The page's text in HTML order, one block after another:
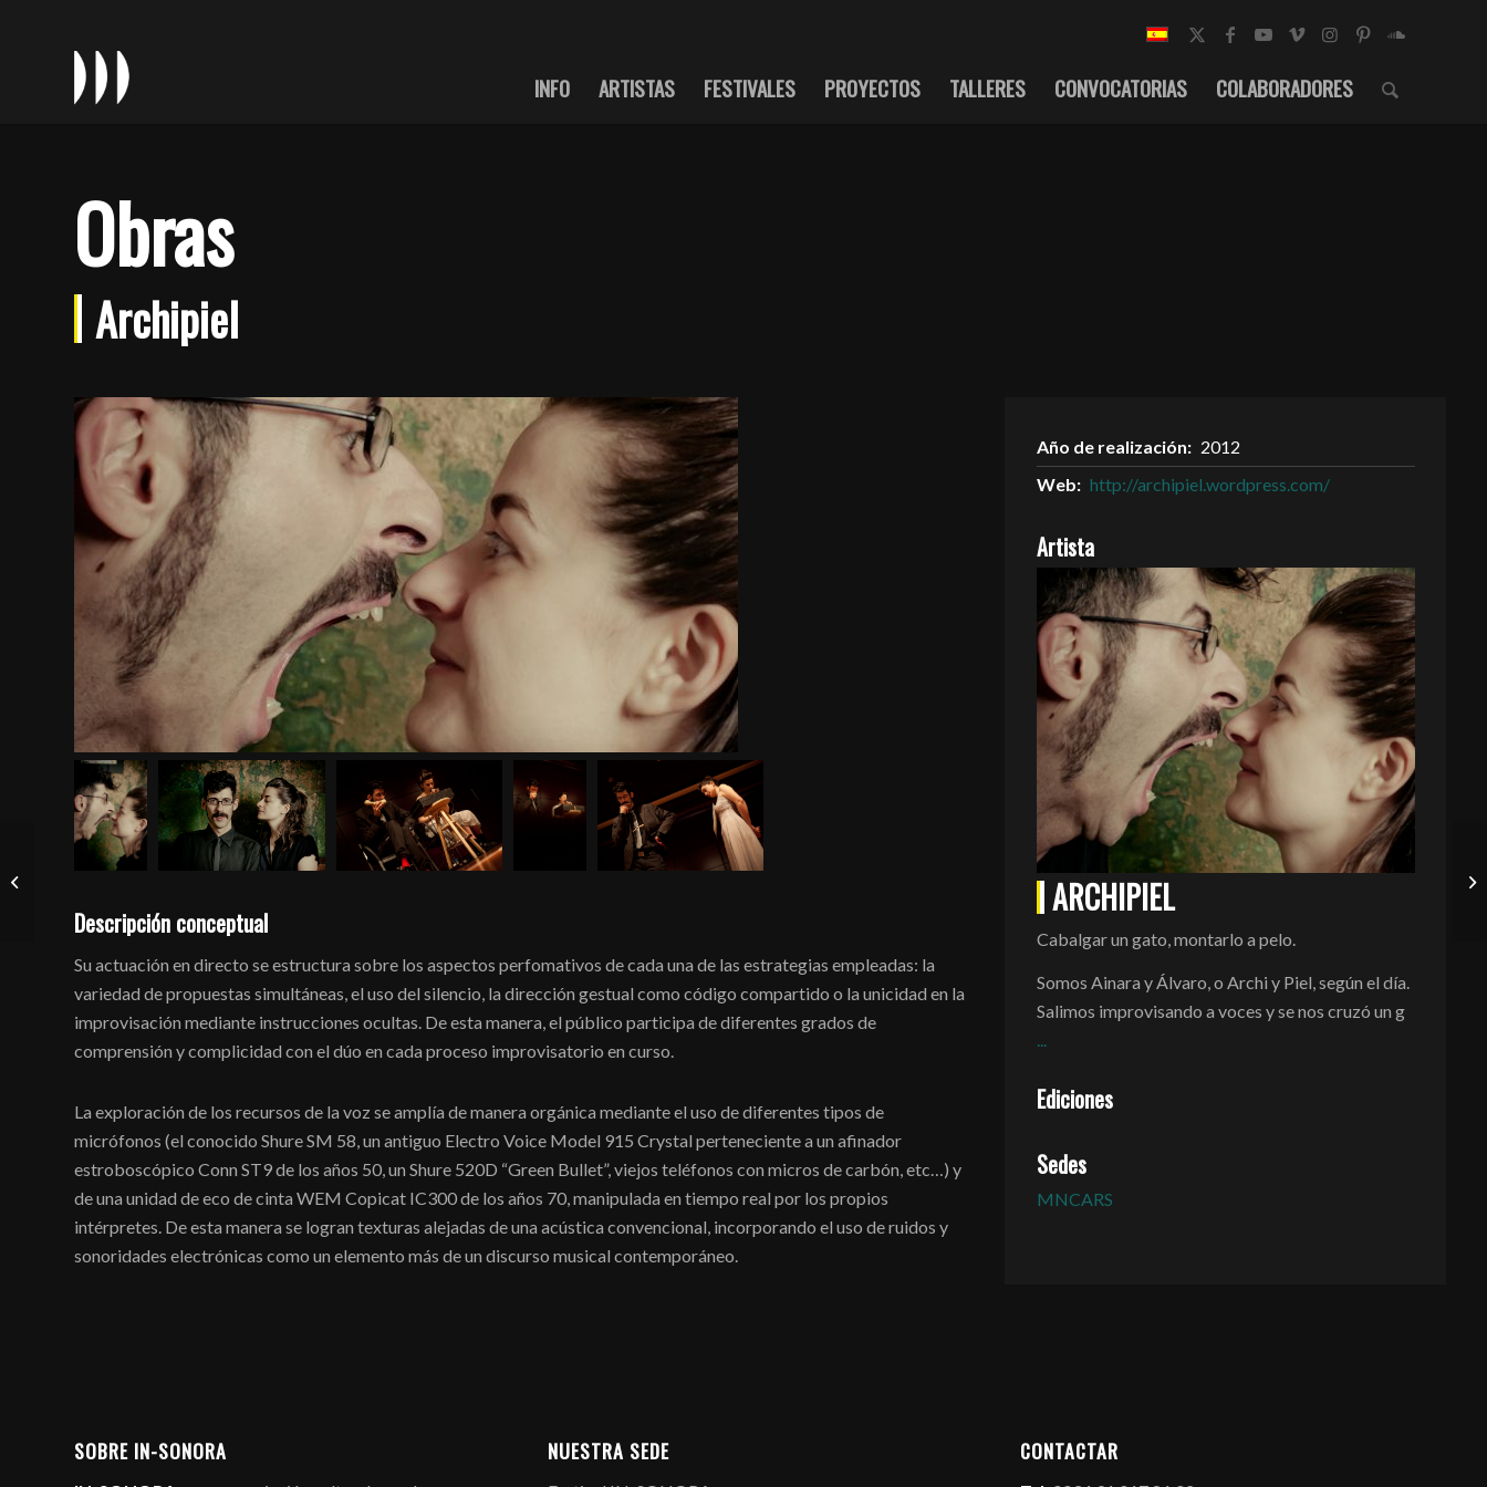
INFO ARTISTAS FESTIVALES PROYECTOS TALLERES CONVOCATORIAS COLABORADORES
Obras
Archipiel
Descripción conceptual
Su actuación en directo se estructura sobre los aspectos perfomativos de cada una de las estrategias empleadas: la
variedad de propuestas simultáneas, el uso del silencio, la dirección gestual como código compartido o la unicidad en la
improvisación mediante instrucciones ocultas. De esta manera, el público participa de diferentes grados de
comprensión y complicidad con el dúo en cada proceso improvisatorio en curso.
La exploración de los recursos de la voz se amplía de manera orgánica mediante el uso de diferentes tipos de
micrófonos (el conocido Shure SM 58, un antiguo Electro Voice Model 915 Crystal perteneciente a un afinador
estroboscópico Conn ST9 de los años 50, un Shure 520D “Green Bullet”, viejos teléfonos con micros de carbón, etc…) y
de una unidad de eco de cinta WEM Copicat IC300 de los años 70, manipulada en tiempo real por los propios
intérpretes. De esta manera se logran texturas alejadas de una acústica convencional, incorporando el uso de ruidos y
sonoridades electrónicas como un elemento más de un discurso musical contemporáneo.
Año de realización: 2012
Web: http://archipiel.wordpress.com/
Artista
ARCHIPIEL
Cabalgar un gato, montarlo a pelo.
Somos Ainara y Álvaro, o Archi y Piel, según el día.
Salimos improvisando a voces y se nos cruzó un g
...
Ediciones
Sedes
MNCARS
SOBRE IN-SONORA NUESTRA SEDE CONTACTAR
Sonic Walkie. Una serie